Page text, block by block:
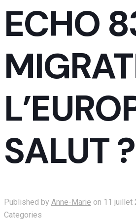
ECHO
SALUT ?
Published by Anne-Marie on 11 juillet
Categories